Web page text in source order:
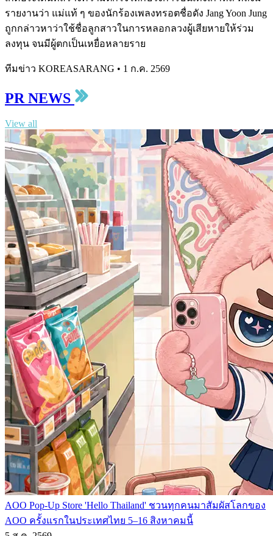
รายงานว่า แม่แท้ ๆ ของนักร้องเพลงทรอตชื่อดัง Jang Yoon Jung
ถูกกล่าวหาว่าใช้ชื่อลูกสาวในการหลอกลวงผู้เสียหายให้ร่วม
ลงทุน จนมีผู้ตกเป็นเหยื่อหลายราย
ทีมข่าว KOREASARANG • 1 ก.ค. 2569
PR NEWS
View all
AOO Pop-Up Store 'Hello Thailand' ชวนทุกคนมาสัมผัสโลกของ
AOO ครั้งแรกในประเทศไทย 5–16 สิงหาคมนี้